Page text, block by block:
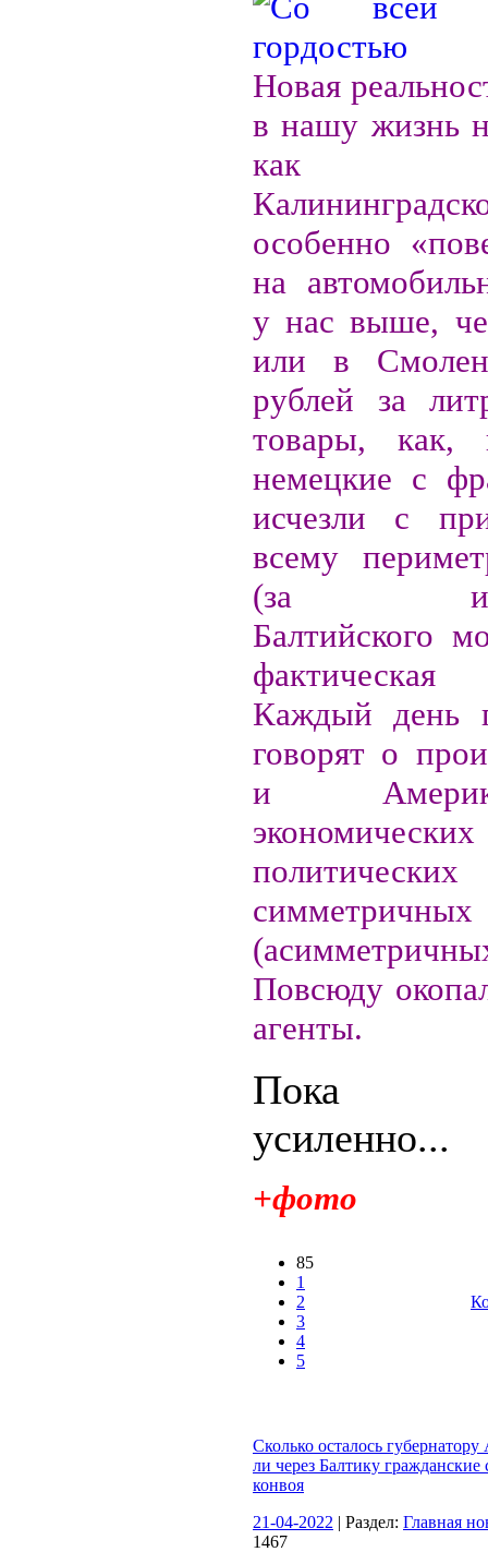
Новая
в нашу жизнь
как
особенно
на
у нас выше,
или в
рублей за
товары, как,
немецкие с
исчезли с
всему
(за
Балтийского
Каждый день
говорят о
и
политических
симметричных
Повсюду
агенты.
Пока
усиленно...
+фото
85
1
2
3
4
5
Сколько осталось
ли через Балтику
конвоя
21-04-2022 | Раздел: Главная
1467